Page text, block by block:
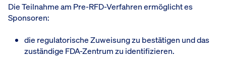
Die Teilnahme am Pre-RFD-Verfahren ermöglicht es
Sponsoren:
die regulatorische Zuweisung zu bestätigen und das
zuständige FDA-Zentrum zu identifizieren.